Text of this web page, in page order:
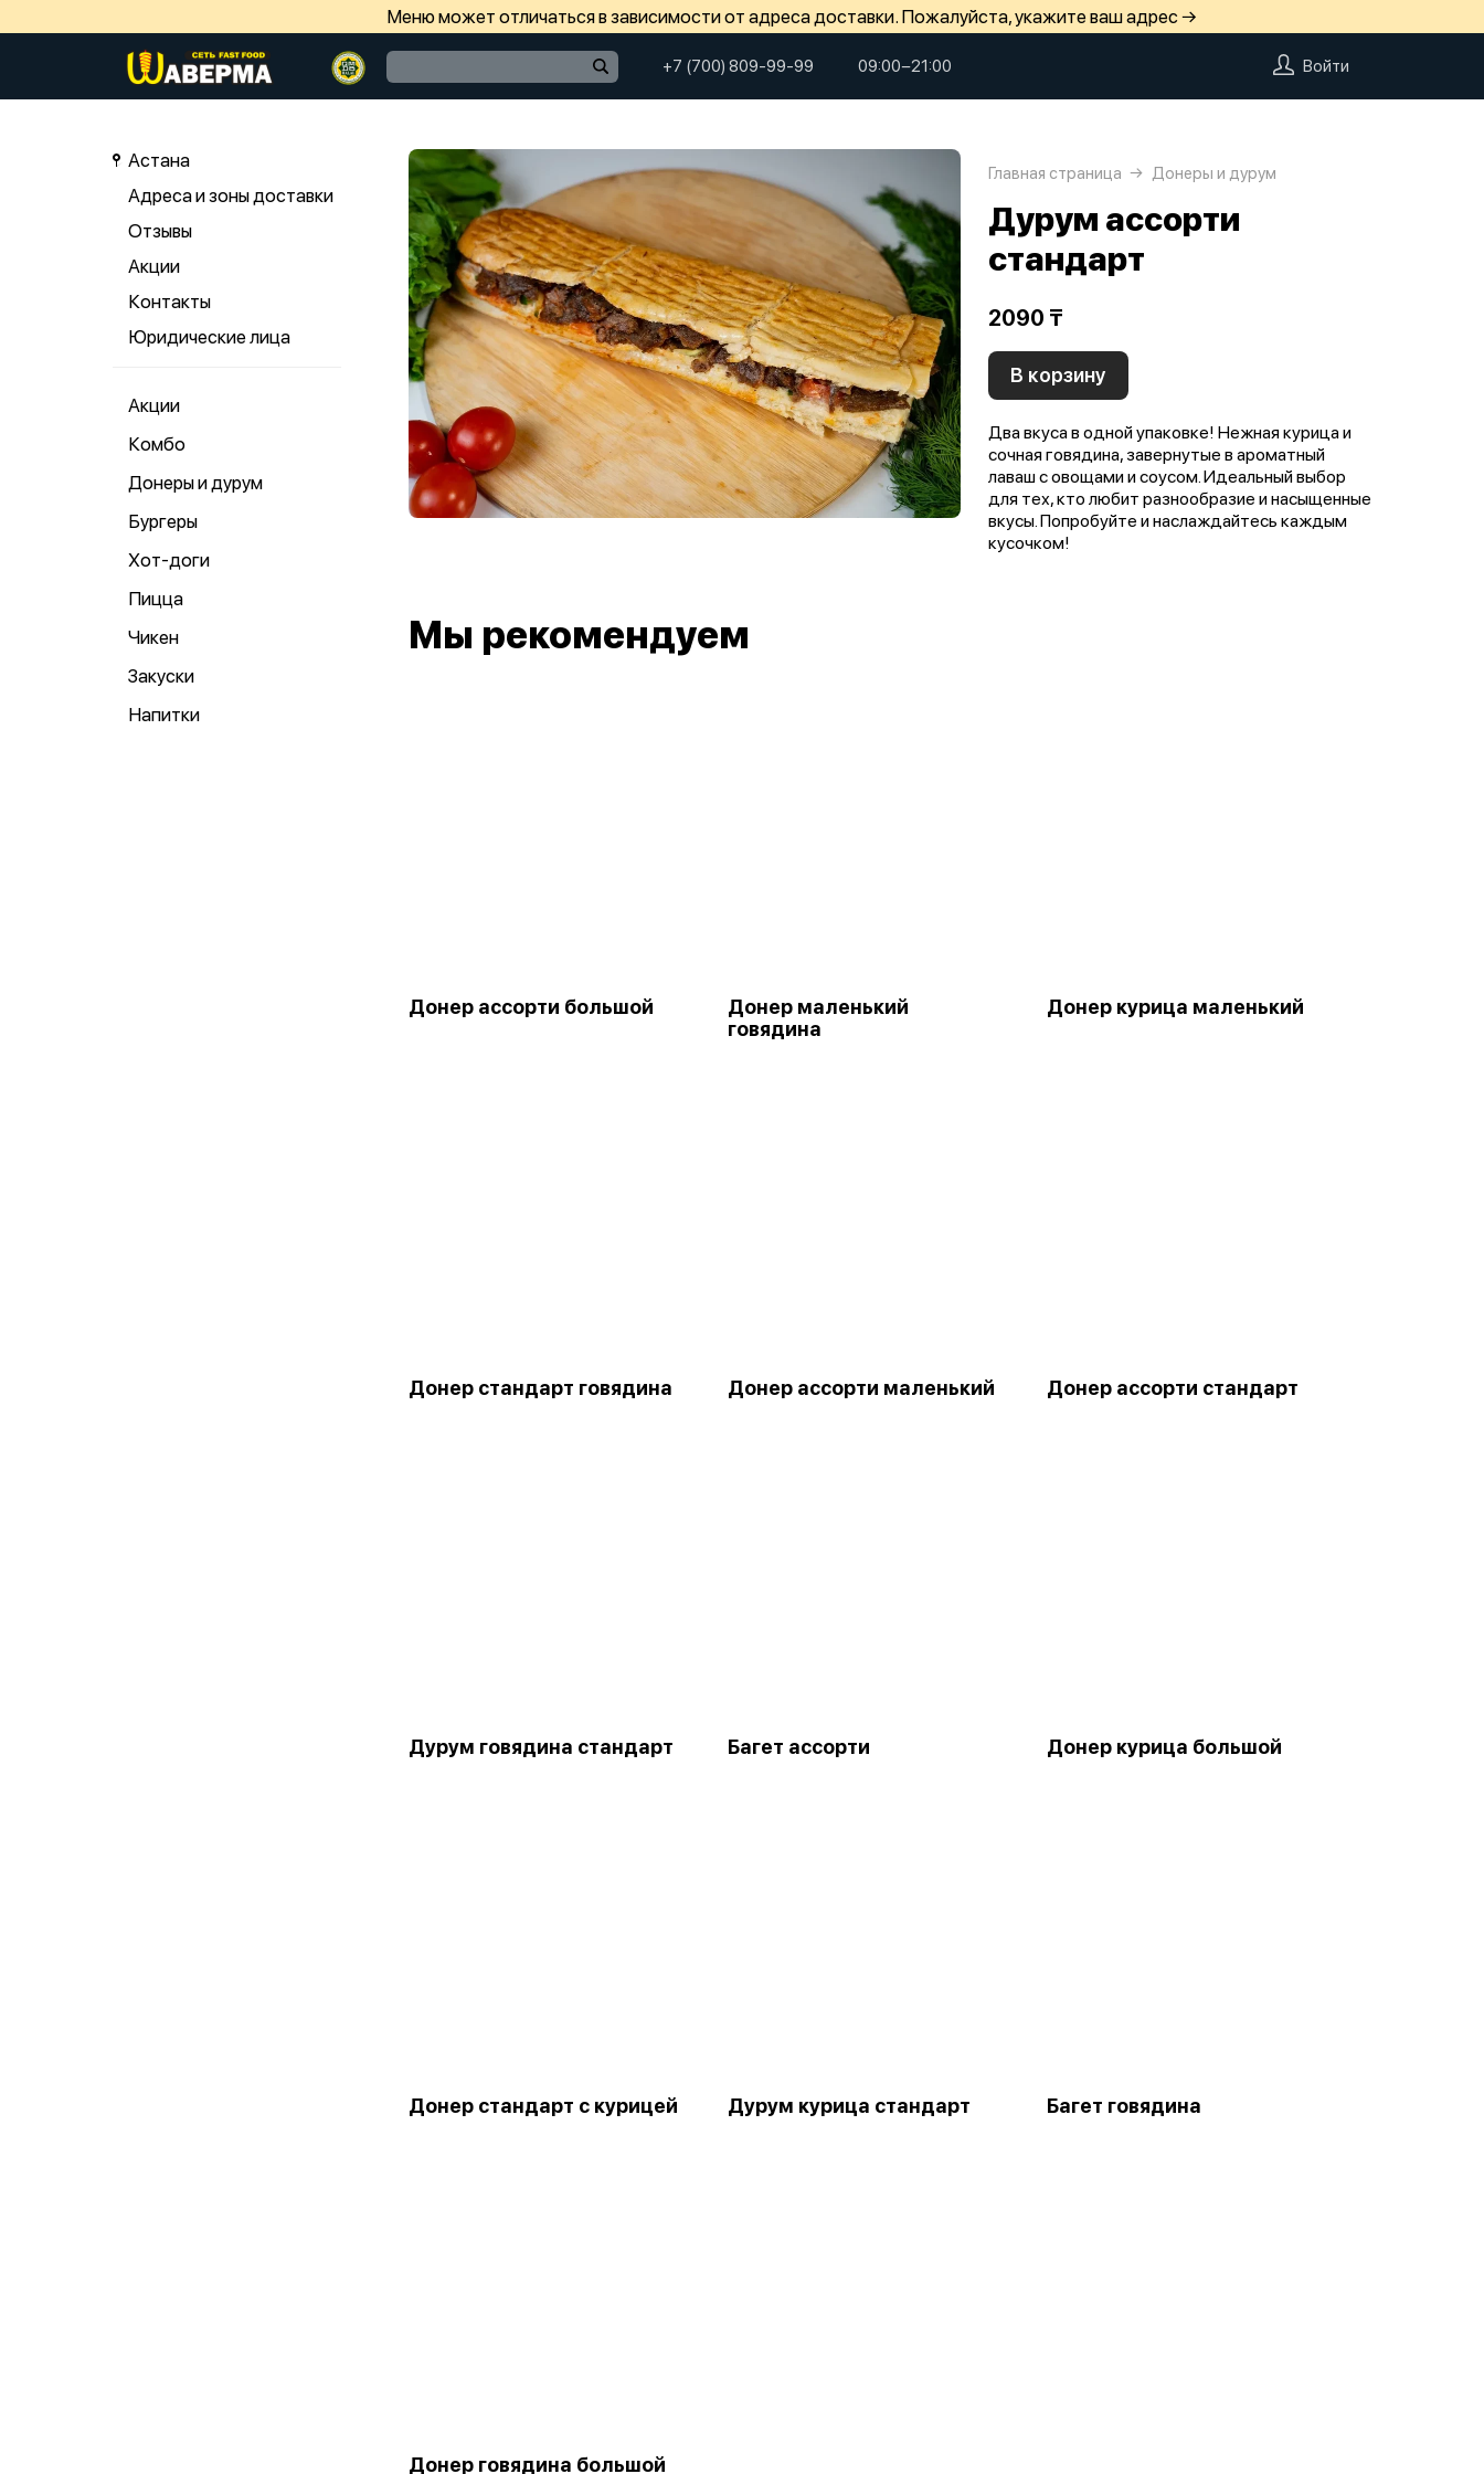
Меню может отличаться в зависимости от адреса доставки. Пожалуйста, укажите ваш адрес →
+7 (700) 809-99-99 09:00−21:00 Войти
Астана
Адреса и зоны доставки
Отзывы
Акции
Контакты
Юридические лица
Акции
Комбо
Донеры и дурум
Бургеры
Хот-доги
Пицца
Чикен
Закуски
Напитки
Главная страница Донеры и дурум
Дурум ассорти
стандарт
2090 ₸
В корзину
Два вкуса в одной упаковке! Нежная курица и
сочная говядина, завернутые в ароматный
лаваш с овощами и соусом. Идеальный выбор
для тех, кто любит разнообразие и насыщенные
вкусы. Попробуйте и наслаждайтесь каждым
кусочком!
Мы рекомендуем
Донер ассорти большой
Донер маленький
говядина
Донер курица маленький
Донер стандарт говядина Донер ассорти маленький Донер ассорти стандарт
Дурум говядина стандарт Багет ассорти Донер курица большой
Донер стандарт с курицей Дурум курица стандарт Багет говядина
Донер говядина большой